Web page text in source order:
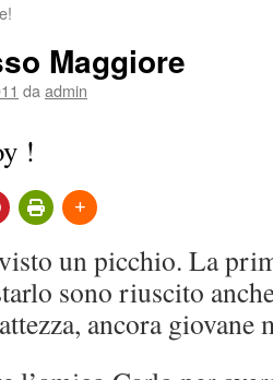
Maggiore
da admin
!
un picchio. La
sono riuscito
ancora